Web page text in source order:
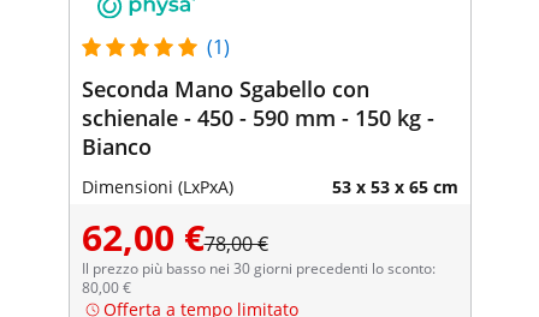
(1)
Seconda Mano Sgabello con
schienale - 450 - 590 mm - 150 kg -
Bianco
Dimensioni (LxPxA) 53 x 53 x 65 cm
62,00 €78,00 €
Il prezzo più basso nei 30 giorni precedenti lo sconto:
80,00 €
Offerta a tempo limitato